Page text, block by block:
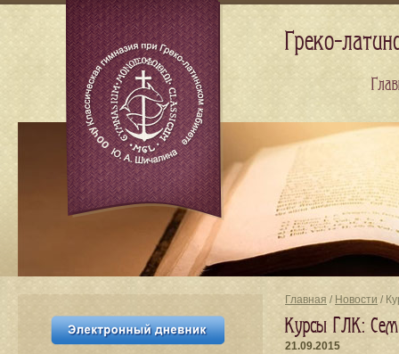
Главная / Новости /
Курсы ГЛК:
21.09.2015
Греко-